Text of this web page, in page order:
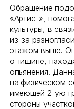
Обращение
«Артист»,
культуры, в
из-за
этажом выше.
о тишине,
опьянения.
на физическом
имеющей 2-ую
стороны